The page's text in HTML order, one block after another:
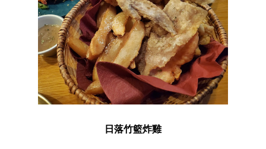
日落竹籃炸雞